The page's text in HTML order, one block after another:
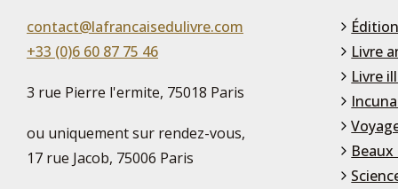
contact@lafrancaisedulivre.com
+33 (0)6 60 87 75 46
3 rue Pierre l'ermite, 75018 Paris
ou uniquement sur rendez-vous,
17 rue Jacob, 75006 Paris
Livre
Livre